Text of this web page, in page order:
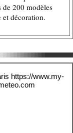
de 200 modèles
et décoration.
https://www.my-